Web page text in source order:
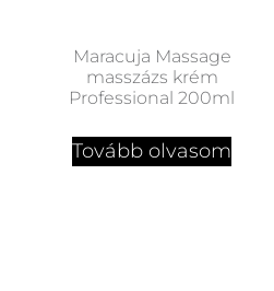
Maracuja Massage
masszázs krém
Professional 200ml
Tovább olvasom